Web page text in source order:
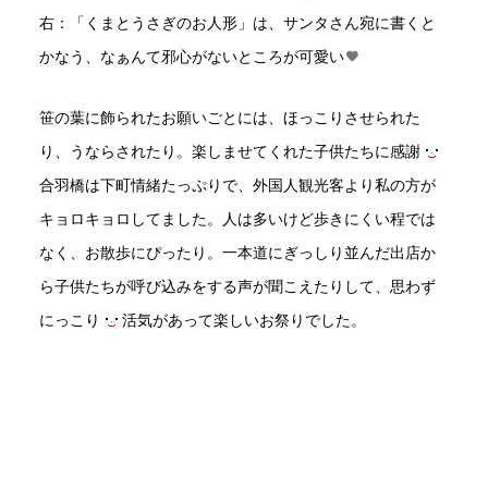
右：「くまとうさぎのお人形」は、サンタさん宛に書くと
かなう、なぁんて邪心がないところが可愛い
笹の葉に飾られたお願いごとには、ほっこりさせられた
り、うならされたり。楽しませてくれた子供たちに感謝
合羽橋は下町情緒たっぷりで、外国人観光客より私の方が
キョロキョロしてました。人は多いけど歩きにくい程では
なく、お散歩にぴったり。一本道にぎっしり並んだ出店か
ら子供たちが呼び込みをする声が聞こえたりして、思わず
にっこり
活気があって楽しいお祭りでした。